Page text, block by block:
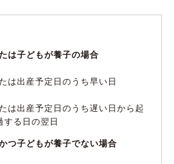
は子どもが養子の場合
は出産予定日のうち早い日
は出産予定日のうち遅い日から起
する日の翌日
つ子どもが養子でない場合